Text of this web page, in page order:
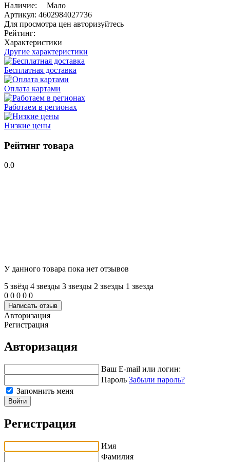
Наличие:
Мало
Артикул: 4602984027736
Для просмотра цен авторизуйтесь
Рейтинг:
Характеристики
Другие характеристики
Бесплатная доставка
Оплата картами
Работаем в регионах
Низкие цены
Рейтинг товара
0.0
У данного товара пока нет отзывов
5 звёзд 4 звeзды 3 звeзды 2 звeзды 1 звeзда
0 0 0 0 0
Написать отзыв
Авторизация
Регистрация
Авторизация
Ваш E-mail или логин:
Пароль Забыли пароль?
Запомнить меня
Войти
Регистрация
Имя
Фамилия